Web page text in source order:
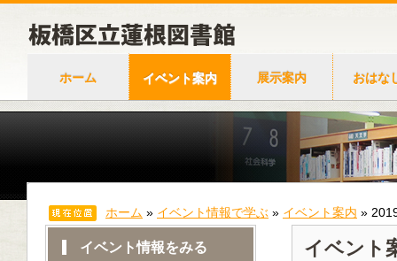
ホーム イベント案内 展示案内 おはな
ホーム » イベント情報で学ぶ » イベント案内 »
イベント情報をみる イベント